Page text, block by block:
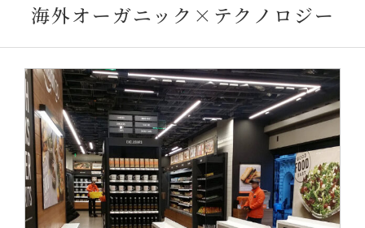
海外オーガニック×テクノロジー